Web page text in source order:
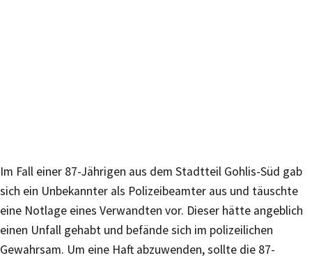
Im Fall einer 87-Jährigen aus dem Stadtteil Gohlis-Süd gab
sich ein Unbekannter als Polizeibeamter aus und täuschte
eine Notlage eines Verwandten vor. Dieser hätte angeblich
einen Unfall gehabt und befände sich im polizeilichen
Gewahrsam. Um eine Haft abzuwenden, sollte die 87-